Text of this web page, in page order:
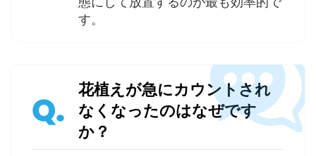
す。
Q.
花植えが急にカウントされ
なくなったのはなぜです
か？